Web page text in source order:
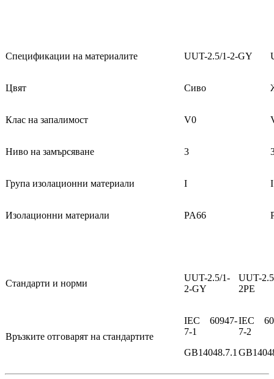
Спецификации на материалите UUT-2.5/1-2-GY
Цвят Сиво
Клас на запалимост V0
Ниво на замърсяване 3
Група изолационни материали I I
Изолационни материали PA66
Стандарти и норми
UUT-2.5/1-
2-GY
UUT-
2PE
Връзките отговарят на стандартите
IEC 60947-
7-1
GB14048.7.1
IEC
7-2